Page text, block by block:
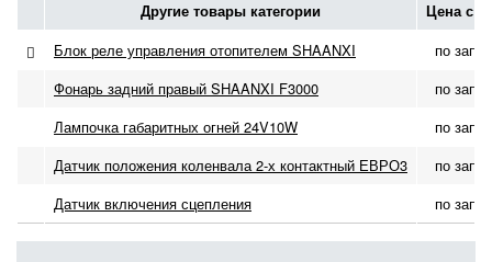
Другие товары категории Цена с
Блок реле управления отопителем SHAANXI
по
Фонарь задний правый SHAANXI F3000
по
Лампочка габаритных огней 24V10W
по
Датчик положения коленвала 2-х контактный ЕВРО3
по
Датчик включения сцепления
по